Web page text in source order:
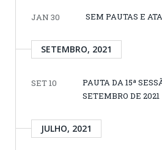
JAN 30 SEM PAUTAS E
SETEMBRO, 2021
SET 10
PAUTA DA 15ª
SETEMBRO DE 2021
JULHO, 2021